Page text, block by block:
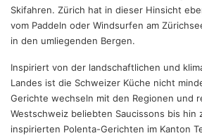
Skifahren. Zürich hat in dieser Hinsicht
vom Paddeln oder Windsurfen am
in den umliegenden Bergen.
Inspiriert von der landschaftlichen und
Landes ist die Schweizer Küche nicht
Gerichte wechseln mit den Regionen und
Westschweiz beliebten Saucissons bis hin
inspirierten Polenta-Gerichten im Kanton